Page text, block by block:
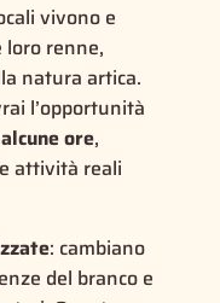
vivono e
loro renne,
natura artica.
l’opportunità
ore,
attività reali
: cambiano
del branco e